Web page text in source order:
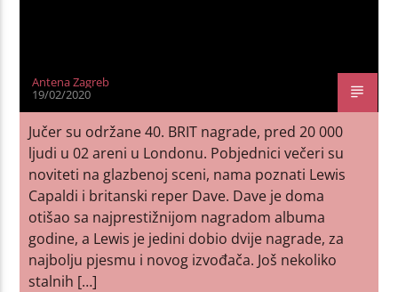
Antena Zagreb
19/02/2020
Jučer su održane 40. BRIT nagrade, pred 20 000
ljudi u 02 areni u Londonu. Pobjednici večeri su
noviteti na glazbenoj sceni, nama poznati Lewis
Capaldi i britanski reper Dave. Dave je doma
otišao sa najprestižnijom nagradom albuma
godine, a Lewis je jedini dobio dvije nagrade, za
najbolju pjesmu i novog izvođača. Još nekoliko
stalnih […]